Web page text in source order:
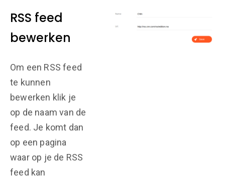
RSS feed
bewerken
Om een RSS feed
te kunnen
bewerken klik je
op de naam van de
feed. Je komt dan
op een pagina
waar op je de RSS
feed kan